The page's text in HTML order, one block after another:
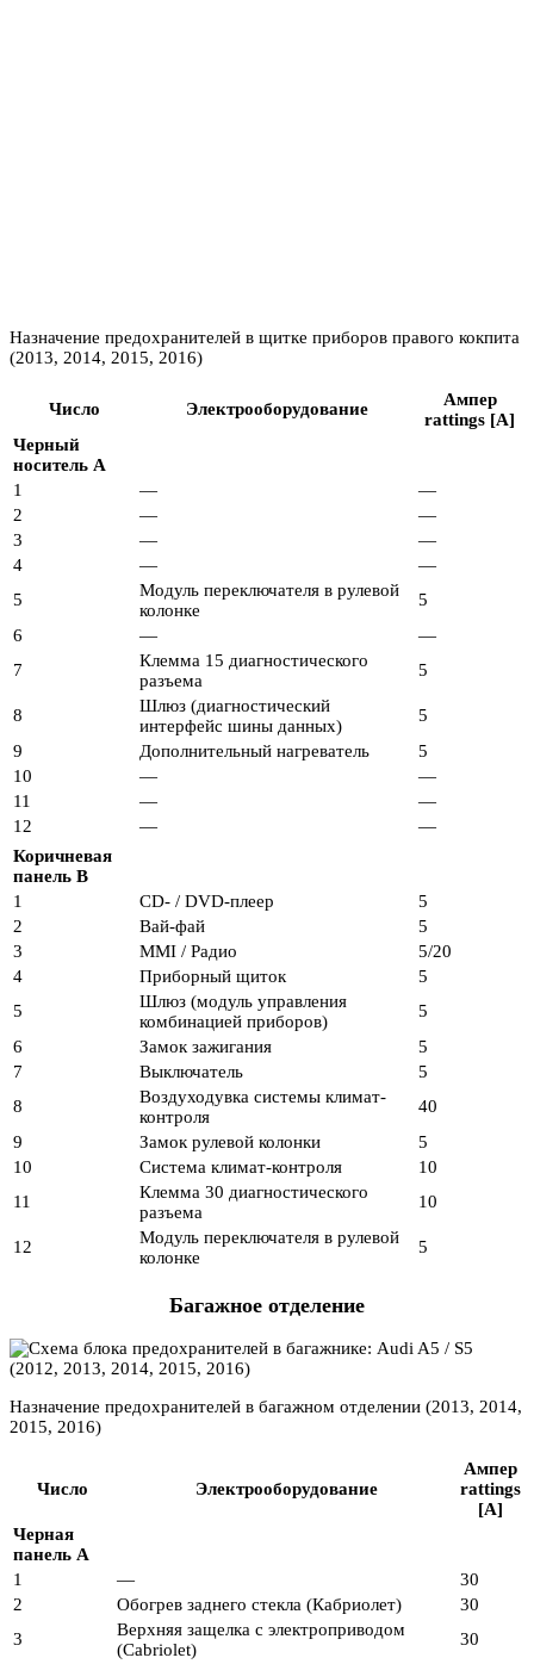
Назначение предохранителей в щитке приборов правого кокпита
(2013, 2014, 2015, 2016)
Число Электрооборудование
Ампер
rattings [A]
Черный
носитель A
1
—
—
2
—
—
3
—
—
4
—
—
5
Модуль переключателя в рулевой
колонке
5
6
—
—
7
Клемма 15 диагностического
разъема
5
8
Шлюз (диагностический
интерфейс шины данных)
5
9
Дополнительный нагреватель
5
10
—
—
11
—
—
12
—
—
Коричневая
панель B
1
CD- / DVD-плеер
5
2
Вай-фай
5
3
MMI / Радио
5/20
4
Приборный щиток
5
5
Шлюз (модуль управления
комбинацией приборов)
5
6
Замок зажигания
5
7
Выключатель
5
8
Воздуходувка системы климат-
контроля
40
9
Замок рулевой колонки
5
10
Система климат-контроля
10
11
Клемма 30 диагностического
разъема
10
12
Модуль переключателя в рулевой
колонке
5
Багажное отделение
Назначение предохранителей в багажном отделении (2013, 2014,
2015, 2016)
Число Электрооборудование
Ампер
rattings
[A]
Черная
панель A
1
—
30
2
Обогрев заднего стекла (Кабриолет)
30
3
Верхняя защелка с электроприводом
(Cabriolet)
30